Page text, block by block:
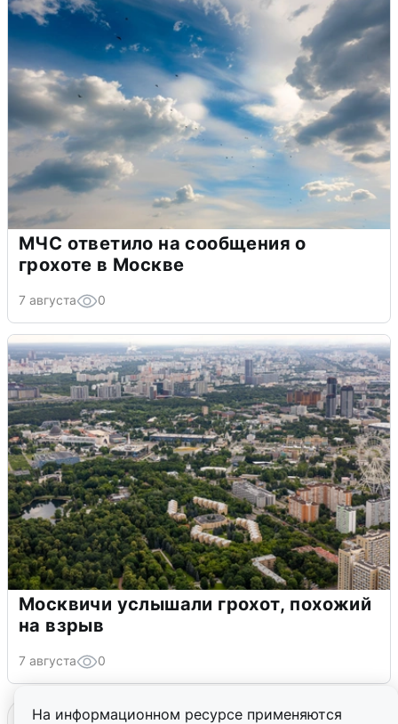
На информационном ресурсе применяются
МЧС ответило на сообщения о
грохоте в Москве
7 августа 0
Москвичи услышали грохот, похожий
на взрыв
7 августа 0